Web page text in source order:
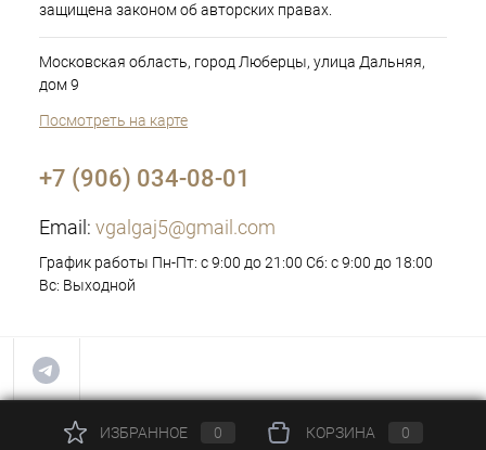
защищена законом об авторских правах.
Московская область, город Люберцы, улица Дальняя,
дом 9
Посмотреть на карте
+7 (906) 034-08-01
Email: vgalgaj5@gmail.com
График работы Пн-Пт: с 9:00 до 21:00 Сб: с 9:00 до 18:00
Вс: Выходной
ИЗБРАННОЕ 0 КОРЗИНА 0